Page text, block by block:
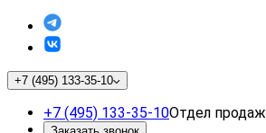
+7 (495) 133-35-10
+7 (495) 133-35-10Отдел продаж